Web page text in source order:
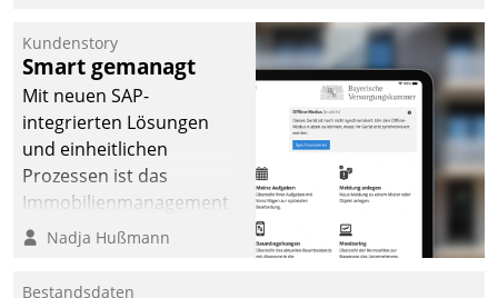
Kundenstory
Smart gemanagt
Mit neuen SAP-
integrierten Lösungen
und einheitlichen
Prozessen ist das
Immobilienmanagement
der Bayerischen
Ressort Kapitalanlage für
Nadja Hußmann
Bestandsdaten